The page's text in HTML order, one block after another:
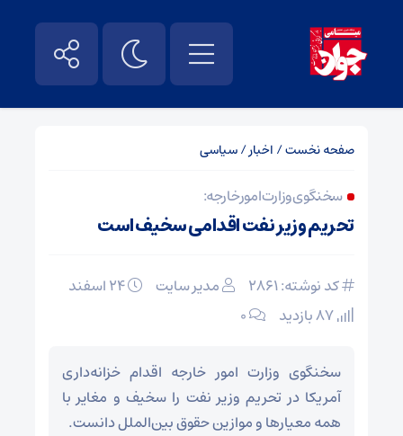
صفحه نخست/ اخبار/سیاسی
سخنگوی وزارت امور خارجه:
تحریم وزیر نفت اقدامی سخیف است
کد نوشته: 2861 مدیر سایت
۰
سخنگوی وزارت امور خارجه اقدام خزانه‌داری
آمریکا در تحریم وزیر نفت را سخیف و مغایر با
همه معیارها و موازین حقوق بین‌الملل دانست.